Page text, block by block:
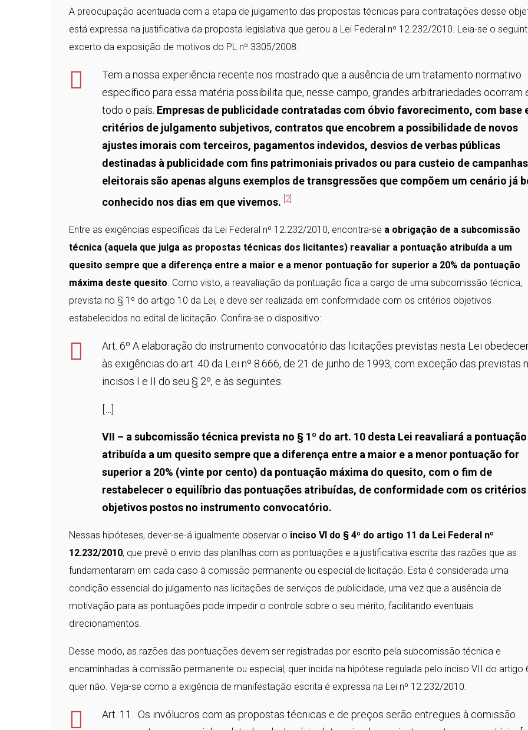
A preocupação acentuada com a etapa de julgamento das propostas técnicas para contratações desse
está expressa na justificativa da proposta legislativa que gerou a Lei Federal nº 12.232/2010. Leia-se o
excerto da exposição de motivos do PL nº 3305/2008:
Tem a nossa experiência recente nos mostrado que a ausência de um tratamento normativo
específico para essa matéria possibilita que, nesse campo, grandes arbitrariedades ocorram
todo o país. Empresas de publicidade contratadas com óbvio favorecimento, com base
critérios de julgamento subjetivos, contratos que encobrem a possibilidade de novos
ajustes imorais com terceiros, pagamentos indevidos, desvios de verbas públicas
destinadas à publicidade com fins patrimoniais privados ou para custeio de campanhas
eleitorais são apenas alguns exemplos de transgressões que compõem um cenário já
conhecido nos dias em que vivemos. [2]
Entre as exigências específicas da Lei Federal nº 12.232/2010, encontra-se a obrigação de a subcomissão
técnica (aquela que julga as propostas técnicas dos licitantes) reavaliar a pontuação atribuída a um
quesito sempre que a diferença entre a maior e a menor pontuação for superior a 20% da pontuação
máxima deste quesito. Como visto, a reavaliação da pontuação fica a cargo de uma subcomissão técnica,
prevista no § 1º do artigo 10 da Lei, e deve ser realizada em conformidade com os critérios objetivos
estabelecidos no edital de licitação. Confira-se o dispositivo:
Art. 6º A elaboração do instrumento convocatório das licitações previstas nesta Lei
às exigências do art. 40 da Lei nº 8.666, de 21 de junho de 1993, com exceção das previstas
incisos I e II do seu § 2º, e às seguintes:
VII – a subcomissão técnica prevista no § 1º do art. 10 desta Lei reavaliará a pontuação
atribuída a um quesito sempre que a diferença entre a maior e a menor pontuação for
superior a 20% (vinte por cento) da pontuação máxima do quesito, com o fim de
restabelecer o equilíbrio das pontuações atribuídas, de conformidade com os critérios
objetivos postos no instrumento convocatório.
Nessas hipóteses, dever-se-á igualmente observar o inciso VI do § 4º do artigo 11 da Lei Federal nº
12.232/2010, que prevê o envio das planilhas com as pontuações e a justificativa escrita das razões que as
fundamentaram em cada caso à comissão permanente ou especial de licitação. Esta é considerada uma
condição essencial do julgamento nas licitações de serviços de publicidade, uma vez que a ausência de
motivação para as pontuações pode impedir o controle sobre o seu mérito, facilitando eventuais
direcionamentos.
Desse modo, as razões das pontuações devem ser registradas por escrito pela subcomissão técnica e
encaminhadas à comissão permanente ou especial, quer incida na hipótese regulada pelo inciso VII do artigo
quer não. Veja-se como a exigência de manifestação escrita é expressa na Lei nº 12.232/2010:
Art. 11. Os invólucros com as propostas técnicas e de preços serão entregues à comissão